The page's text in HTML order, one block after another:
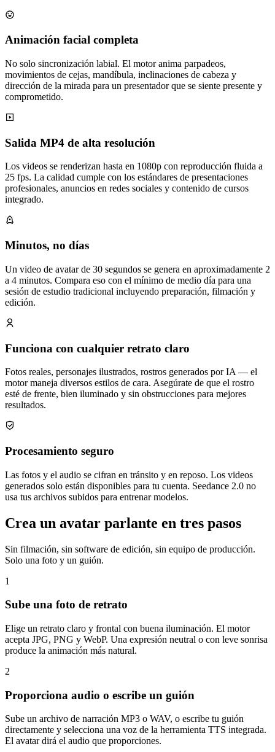
Animación facial completa
No solo sincronización labial. El motor anima parpadeos,
movimientos de cejas, mandíbula, inclinaciones de cabeza y
dirección de la mirada para un presentador que se siente presente y
comprometido.
Salida MP4 de alta resolución
Los videos se renderizan hasta en 1080p con reproducción fluida a
25 fps. La calidad cumple con los estándares de presentaciones
profesionales, anuncios en redes sociales y contenido de cursos
integrado.
Minutos, no días
Un video de avatar de 30 segundos se genera en aproximadamente 2
a 4 minutos. Compara eso con el mínimo de medio día para una
sesión de estudio tradicional incluyendo preparación, filmación y
edición.
Funciona con cualquier retrato claro
Fotos reales, personajes ilustrados, rostros generados por IA — el
motor maneja diversos estilos de cara. Asegúrate de que el rostro
esté de frente, bien iluminado y sin obstrucciones para mejores
resultados.
Procesamiento seguro
Las fotos y el audio se cifran en tránsito y en reposo. Los videos
generados solo están disponibles para tu cuenta. Seedance 2.0 no
usa tus archivos subidos para entrenar modelos.
Crea un avatar parlante en tres pasos
Sin filmación, sin software de edición, sin equipo de producción.
Solo una foto y un guión.
1
Sube una foto de retrato
Elige un retrato claro y frontal con buena iluminación. El motor
acepta JPG, PNG y WebP. Una expresión neutral o con leve sonrisa
produce la animación más natural.
2
Proporciona audio o escribe un guión
Sube un archivo de narración MP3 o WAV, o escribe tu guión
directamente y selecciona una voz de la herramienta TTS integrada.
El avatar dirá el audio que proporciones.